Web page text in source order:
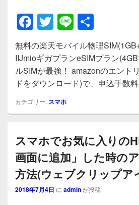
F
a
c
e
b
o
o
k
T
wi
tt
er
Li
n
e
有
無料の楽天モバイル物理
IIJmioギガプランeSIMプラン
ルSIMが最強！ amazonのエント
ドをダウンロード)で、申込手数
カテゴリー: スマホ
スマホでお気に入りの
画面に追加」した時の
方法(ウェブクリップア
2018年7月4日 に adminが投稿